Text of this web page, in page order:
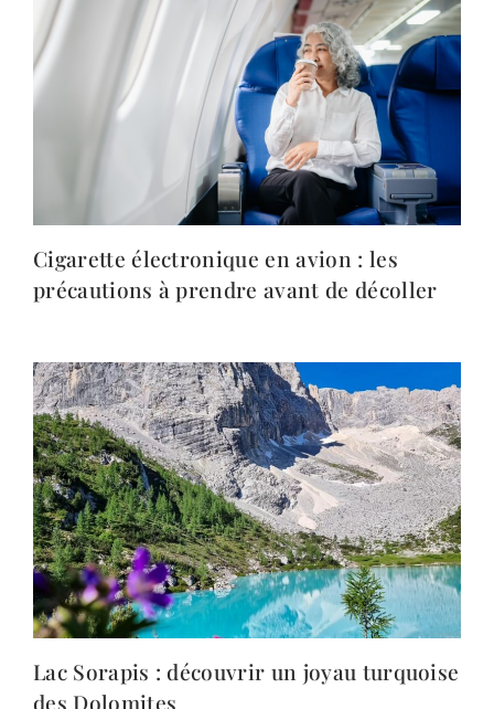
Cigarette électronique en avion : les
précautions à prendre avant de décoller
Lac Sorapis : découvrir un joyau turquoise
des Dolomites